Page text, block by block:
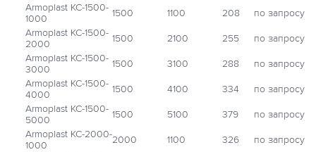
Armoplast КС-1500-
1000
1500 1100 208
по запросу
Armoplast КС-1500-
2000
1500 2100 255
по запросу
Armoplast КС-1500-
3000
1500 3100 288
по запросу
Armoplast КС-1500-
4000
1500 4100 334
по запросу
Armoplast КС-1500-
5000
1500 5100 379
по запросу
Armoplast КС-2000-
1000
2000 1100 326
по запросу